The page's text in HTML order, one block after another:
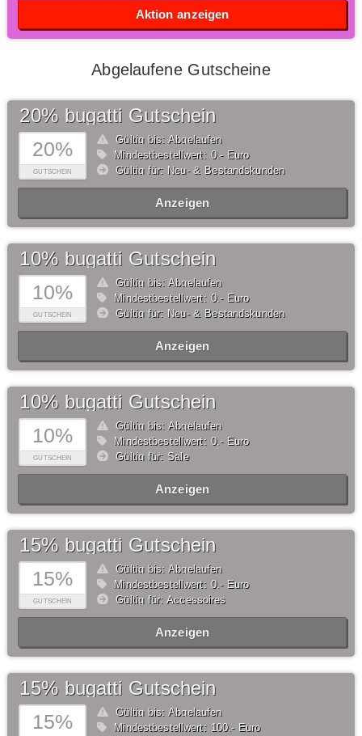
Aktion anzeigen
Abgelaufene Gutscheine
20%
GUTSCHEIN
20% bugatti Gutschein
Gültig bis: Abgelaufen
Mindestbestellwert: 0,- Euro
Gültig für: Neu- & Bestandskunden
Anzeigen
10%
GUTSCHEIN
10% bugatti Gutschein
Gültig bis: Abgelaufen
Mindestbestellwert: 0,- Euro
Gültig für: Neu- & Bestandskunden
Anzeigen
10%
GUTSCHEIN
10% bugatti Gutschein
Gültig bis: Abgelaufen
Mindestbestellwert: 0,- Euro
Gültig für: Sale
Anzeigen
15%
GUTSCHEIN
15% bugatti Gutschein
Gültig bis: Abgelaufen
Mindestbestellwert: 0,- Euro
Gültig für: Accessoires
Anzeigen
15%
15% bugatti Gutschein
Gültig bis: Abgelaufen
Mindestbestellwert: 100,- Euro